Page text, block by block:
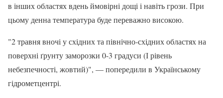
в інших областях вдень ймовірні дощі і навіть грози. При
цьому денна температура буде переважно високою.
"2 травня вночі у східних та північно-східних областях на
поверхні ґрунту заморозки 0-3 градуси (І рівень
небезпечності, жовтий)", — попередили в Українському
гідрометцентрі.